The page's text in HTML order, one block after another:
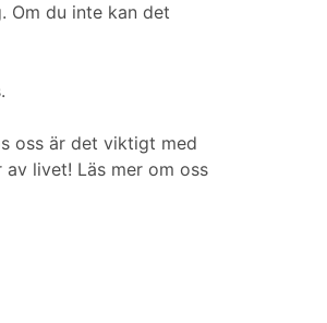
Om du inte kan det
oss är det viktigt med
livet! Läs mer om oss